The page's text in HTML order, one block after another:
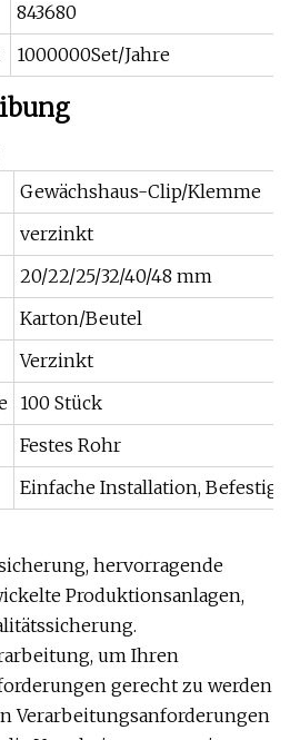
843680
1000000Set/Jahre
Gewächshaus-Clip/Klemme
verzinkt
20/22/25/32/40/48 mm
Karton/Beutel
Verzinkt
100 Stück
Festes Rohr
Einfache Installation,
hervorragende
Produktionsanlagen,
um Ihren
gerecht zu werden
Verarbeitungsanforderungen